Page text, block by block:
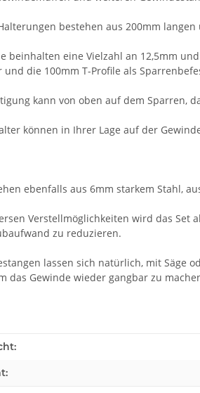
bestehen aus 200mm
beinhalten eine Vielzahl an 12,5mm
die 100mm T-Profile als
kann von oben auf dem Sparren,
können in Ihrer Lage auf der
ebenfalls aus 6mm starkem Stahl,
Verstellmöglichkeiten wird das Set
zu reduzieren.
lassen sich natürlich, mit Säge
das Gewinde wieder gangbar zu